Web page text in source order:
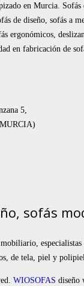
en Murcia. Sofás
de diseño, sofás a
ergonómicos,
en fabricación de
5,
sofás
especialistas
de tela, piel y
WIOSOFAS diseño